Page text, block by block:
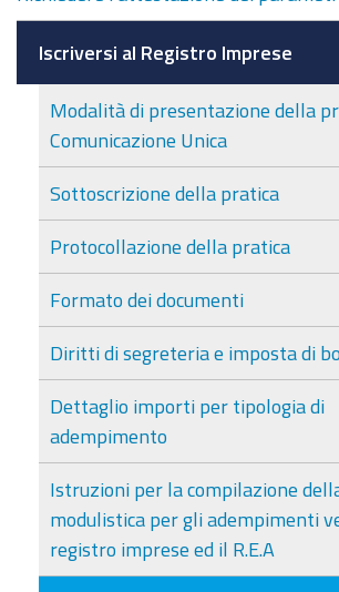
Iscriversi al Registro Imprese
Modalità di presentazione della
Comunicazione Unica
Sottoscrizione della pratica
Protocollazione della pratica
Formato dei documenti
Diritti di segreteria e imposta di
Dettaglio importi per tipologia di
adempimento
Istruzioni per la compilazione
modulistica per gli adempimenti
registro imprese ed il R.E.A